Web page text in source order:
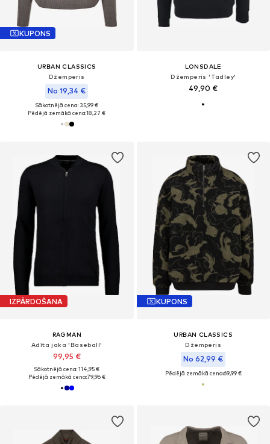
KUPONS
URBAN CLASSICS
Džemperis
No 19,34 €
Sākotnējā cena: 35,99 €
Pēdējā zemākā cena:18,27 €
LONSDALE
Džemperis 'Tadley'
49,90 €
IZPĀRDOŠANA
RAGMAN
Adīta jaka 'Baseball'
99,95 €
Sākotnējā cena: 114,95 €
Pēdējā zemākā cena:79,96 €
KUPONS
URBAN CLASSICS
Džemperis
No 62,99 €
Pēdējā zemākā cena:69,99 €